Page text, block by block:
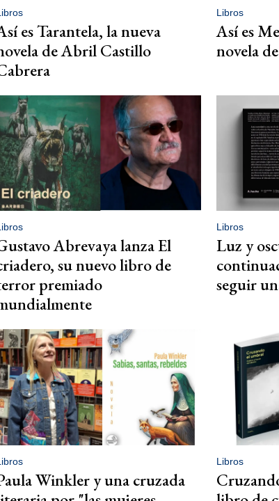
es Tarantela, la nueva
de Abril Castillo
Libros
Así es
novela
Abrevaya lanza El
su nuevo libro de
premiado
Libros
Luz y
seguir
Winkler y una cruzada
Libros